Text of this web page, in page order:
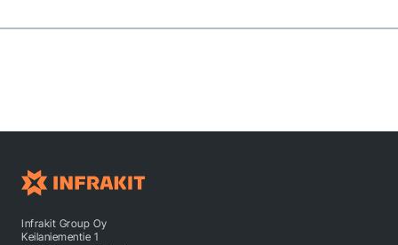
Infrakit Group Oy
Keilaniementie 1